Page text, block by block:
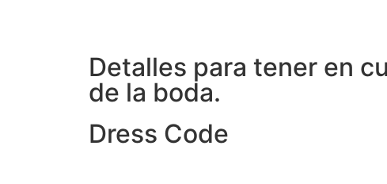
Detalles para tener en
de la boda.
Dress Code